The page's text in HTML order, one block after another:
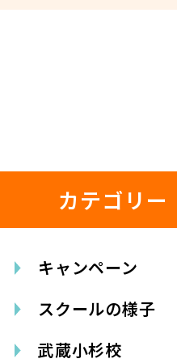
カテゴリー
キャンペーン
スクールの様子
武蔵小杉校